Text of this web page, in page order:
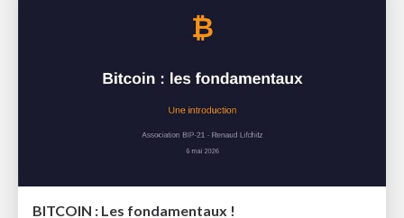
BITCOIN : Les fondamentaux !